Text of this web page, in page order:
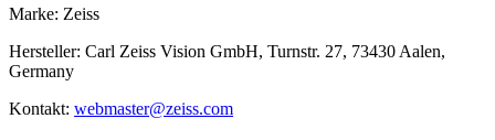
Marke: Zeiss
Hersteller: Carl Zeiss Vision GmbH, Turnstr. 27, 73430 Aalen,
Germany
Kontakt: webmaster@zeiss.com